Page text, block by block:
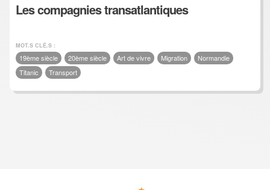
Les compagnies transatlantiques
MOT.S CLÉ.S :
19ème siècle 20ème siècle Art de vivre Migration
Normandie
Titanic
Transport